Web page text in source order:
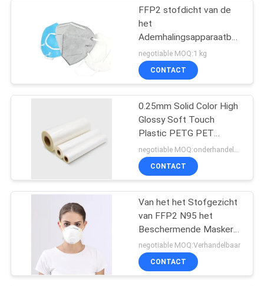
NIEUWS
VERZOEK
OM EEN
SITEMAP
PRIVACY
beschikbaar
chirurgisch gordijn
PETG-Krimpfolie
39
14
FFP2 stofdicht van de
het
van het Gezichtsmasker
Vouwbaar 3D de
Mondmasker
negotiable MOQ:1 kg
CONTACT
0.25mm Solid Color High
Glossy Soft Touch
Plastic PETG PET
Meubelplaat
Beschermingsfilmrol
Voor laminatie
CONTACT
Van het het Stofgezicht
van FFP2 N95 het
Beschermende Masker
van het het Antideeltjes
Bekervormige Gezicht
van de Anti het
negotiable MOQ:Verhandelbaar
CONTACT